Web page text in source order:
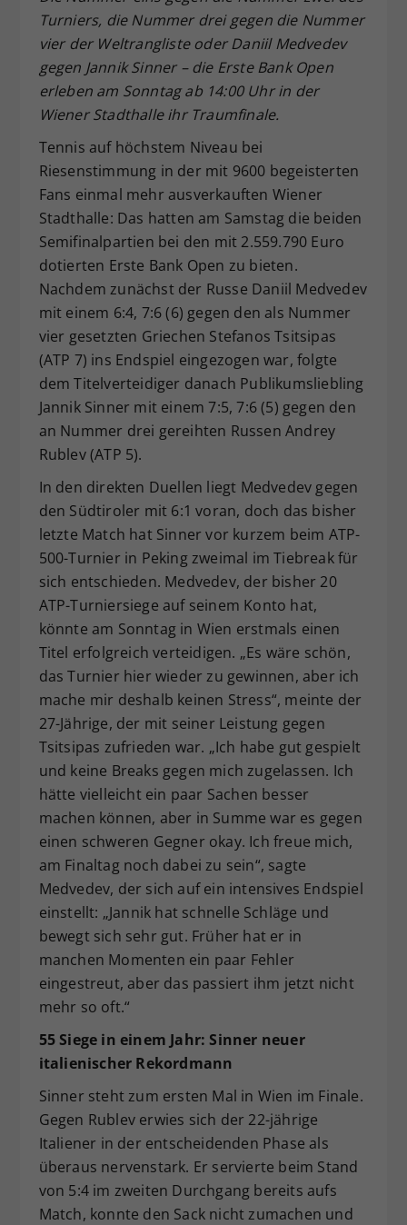
Turniers, die Nummer drei gegen die Nummer
vier der Weltrangliste oder Daniil Medvedev
gegen Jannik Sinner – die Erste Bank Open
erleben am Sonntag ab 14:00 Uhr in der
Wiener Stadthalle ihr Traumfinale.
Tennis auf höchstem Niveau bei
Riesenstimmung in der mit 9600 begeisterten
Fans einmal mehr ausverkauften Wiener
Stadthalle: Das hatten am Samstag die beiden
Semifinalpartien bei den mit 2.559.790 Euro
dotierten Erste Bank Open zu bieten.
Nachdem zunächst der Russe Daniil Medvedev
mit einem 6:4, 7:6 (6) gegen den als Nummer
vier gesetzten Griechen Stefanos Tsitsipas
(ATP 7) ins Endspiel eingezogen war, folgte
dem Titelverteidiger danach Publikumsliebling
Jannik Sinner mit einem 7:5, 7:6 (5) gegen den
an Nummer drei gereihten Russen Andrey
Rublev (ATP 5).
In den direkten Duellen liegt Medvedev gegen
den Südtiroler mit 6:1 voran, doch das bisher
letzte Match hat Sinner vor kurzem beim ATP-
500-Turnier in Peking zweimal im Tiebreak für
sich entschieden. Medvedev, der bisher 20
ATP-Turniersiege auf seinem Konto hat,
könnte am Sonntag in Wien erstmals einen
Titel erfolgreich verteidigen. „Es wäre schön,
das Turnier hier wieder zu gewinnen, aber ich
mache mir deshalb keinen Stress“, meinte der
27-Jährige, der mit seiner Leistung gegen
Tsitsipas zufrieden war. „Ich habe gut gespielt
und keine Breaks gegen mich zugelassen. Ich
hätte vielleicht ein paar Sachen besser
machen können, aber in Summe war es gegen
einen schweren Gegner okay. Ich freue mich,
am Finaltag noch dabei zu sein“, sagte
Medvedev, der sich auf ein intensives Endspiel
einstellt: „Jannik hat schnelle Schläge und
bewegt sich sehr gut. Früher hat er in
manchen Momenten ein paar Fehler
eingestreut, aber das passiert ihm jetzt nicht
mehr so oft.“
55 Siege in einem Jahr: Sinner neuer
italienischer Rekordmann
Sinner steht zum ersten Mal in Wien im Finale.
Gegen Rublev erwies sich der 22-jährige
Italiener in der entscheidenden Phase als
überaus nervenstark. Er servierte beim Stand
von 5:4 im zweiten Durchgang bereits aufs
Match, konnte den Sack nicht zumachen und
Zweck
Dieser Wert speichert Ihre Consent-
Einstellungen. Unter anderem eine
zufällig generierte ID, für die
historische Speicherung Ihrer
vorgenommen Einstellungen, falls der
Webseiten-Betreiber dies eingestellt
hat.